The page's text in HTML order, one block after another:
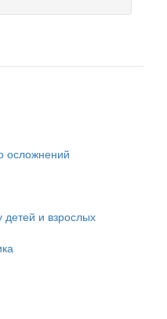
осложнений
детей и взрослых